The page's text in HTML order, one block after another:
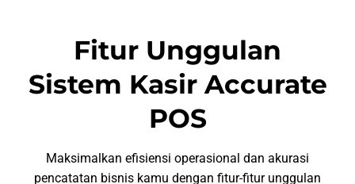
Fitur Unggulan
Sistem Kasir Accurate
POS
Maksimalkan efisiensi operasional dan akurasi
pencatatan bisnis kamu dengan fitur-fitur unggulan